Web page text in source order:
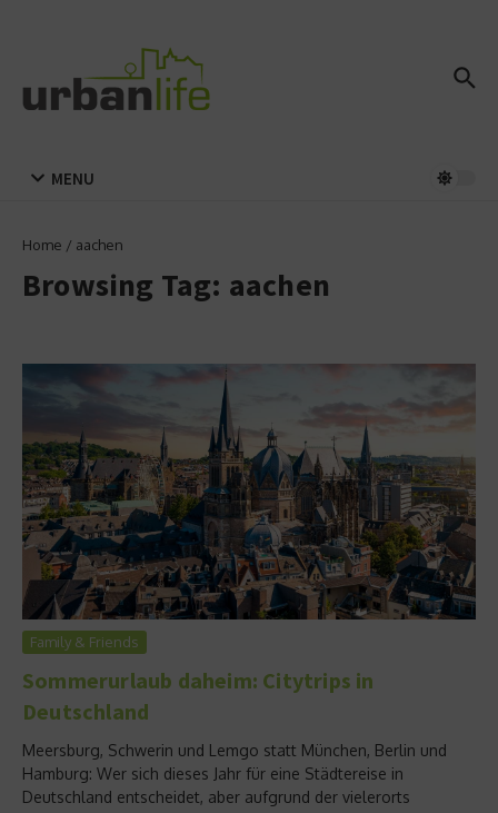
MENU
Home / aachen
Browsing Tag: aachen
Family & Friends
Sommerurlaub daheim: Citytrips in
Deutschland
Meersburg, Schwerin und Lemgo statt München, Berlin und
Hamburg: Wer sich dieses Jahr für eine Städtereise in
Deutschland entscheidet, aber aufgrund der vielerorts